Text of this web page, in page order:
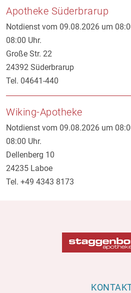
Apotheke Süderbrarup
Notdienst vom 09.08.2026 um
08:00 Uhr.
Große Str. 22
24392 Süderbrarup
Tel. 04641-440
Wiking-Apotheke
Notdienst vom 09.08.2026 um
08:00 Uhr.
Dellenberg 10
24235 Laboe
Tel. +49 4343 8173